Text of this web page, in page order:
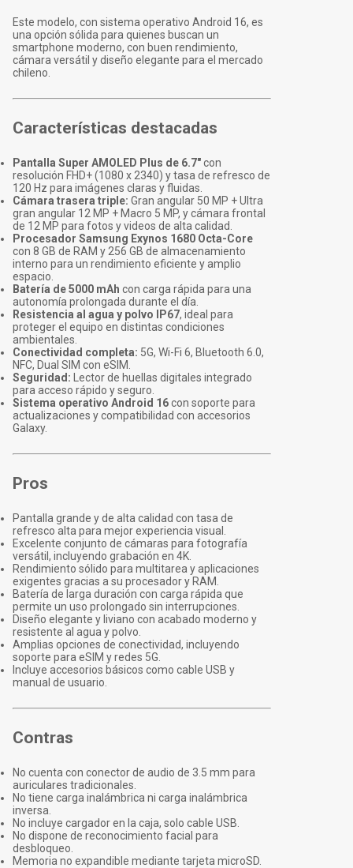
Este modelo, con sistema operativo Android 16, es
una opción sólida para quienes buscan un
smartphone moderno, con buen rendimiento,
cámara versátil y diseño elegante para el mercado
chileno.
Características destacadas
Pantalla Super AMOLED Plus de 6.7"con
resolución FHD+ (1080 x 2340) y tasa de refresco de
120 Hz para imágenes claras y fluidas.
Cámara trasera triple: Gran angular 50 MP + Ultra
gran angular 12 MP + Macro 5 MP, y cámara frontal
de 12 MP para fotos y videos de alta calidad.
Procesador Samsung Exynos 1680 Octa-Core
con 8 GB de RAM y 256 GB de almacenamiento
interno para un rendimiento eficiente y amplio
espacio.
Batería de 5000 mAh con carga rápida para una
autonomía prolongada durante el día.
Resistencia al agua y polvo IP67, ideal para
proteger el equipo en distintas condiciones
ambientales.
Conectividad completa: 5G, Wi-Fi 6, Bluetooth 6.0,
NFC, Dual SIM con eSIM.
Seguridad: Lector de huellas digitales integrado
para acceso rápido y seguro.
Sistema operativo Android 16con soporte para
actualizaciones y compatibilidad con accesorios
Galaxy.
Pros
Pantalla grande y de alta calidad con tasa de
refresco alta para mejor experiencia visual.
Excelente conjunto de cámaras para fotografía
versátil, incluyendo grabación en 4K.
Rendimiento sólido para multitarea y aplicaciones
exigentes gracias a su procesador y RAM.
Batería de larga duración con carga rápida que
permite un uso prolongado sin interrupciones.
Diseño elegante y liviano con acabado moderno y
resistente al agua y polvo.
Amplias opciones de conectividad, incluyendo
soporte para eSIM y redes 5G.
Incluye accesorios básicos como cable USB y
manual de usuario.
Contras
No cuenta con conector de audio de 3.5 mm para
auriculares tradicionales.
No tiene carga inalámbrica ni carga inalámbrica
inversa.
No incluye cargador en la caja, solo cable USB.
No dispone de reconocimiento facial para
desbloqueo.
Memoria no expandible mediante tarjeta microSD.